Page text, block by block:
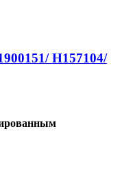
H157104/